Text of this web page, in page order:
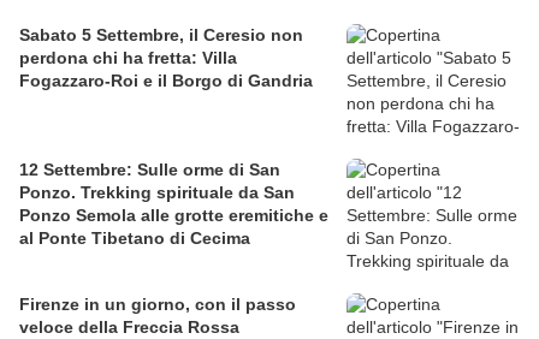
Sabato 5 Settembre, il Ceresio non
perdona chi ha fretta: Villa
Fogazzaro-Roi e il Borgo di Gandria
12 Settembre: Sulle orme di San
Ponzo. Trekking spirituale da San
Ponzo Semola alle grotte eremitiche e
al Ponte Tibetano di Cecima
Firenze in un giorno, con il passo
veloce della Freccia Rossa